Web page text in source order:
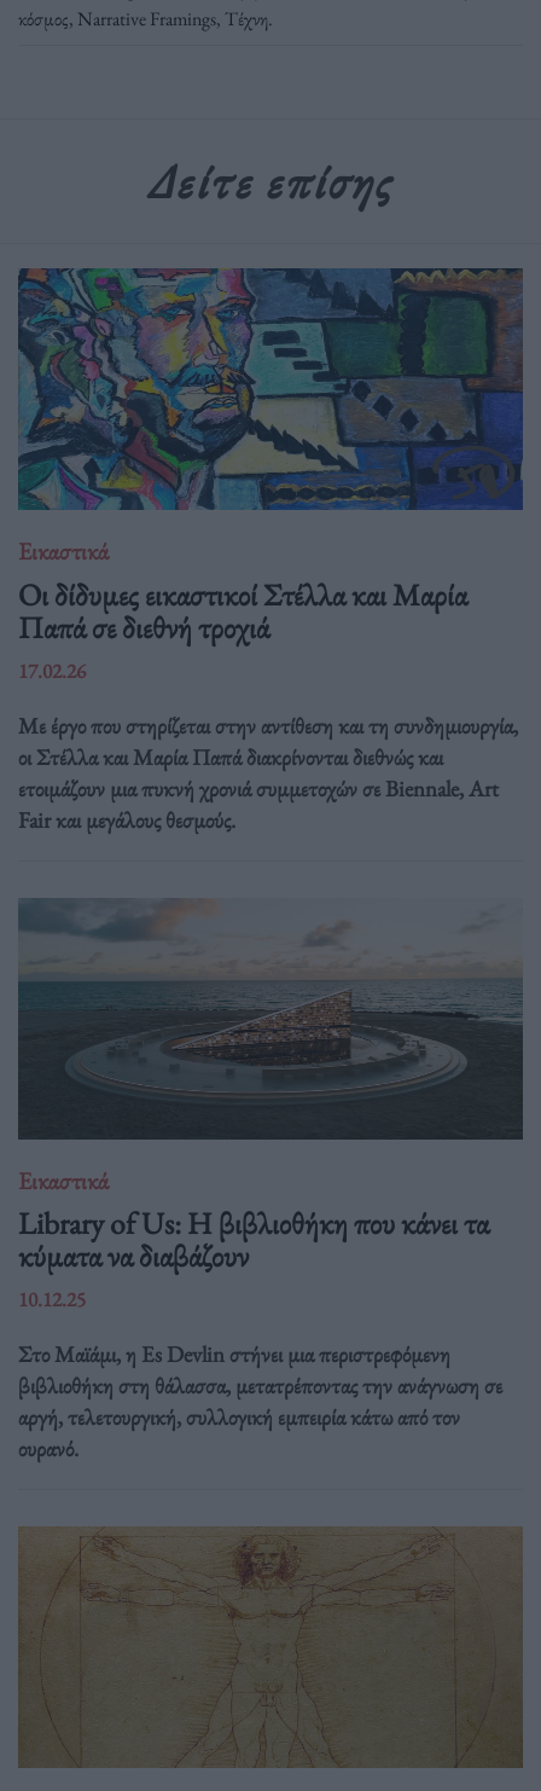
κόσμος, Νarrative Framings, Τέχνη.
Δείτε επίσης
Εικαστικά
Οι δίδυμες εικαστικοί Στέλλα και Μαρία
Παπά σε διεθνή τροχιά
17.02.26
Με έργο που στηρίζεται στην αντίθεση και τη συνδημιουργία,
οι Στέλλα και Μαρία Παπά διακρίνονται διεθνώς και
ετοιμάζουν μια πυκνή χρονιά συμμετοχών σε Biennale, Art
Fair και μεγάλους θεσμούς.
Εικαστικά
Library of Us: Η βιβλιοθήκη που κάνει τα
κύματα να διαβάζουν
10.12.25
Στο Μαϊάμι, η Es Devlin στήνει μια περιστρεφόμενη
βιβλιοθήκη στη θάλασσα, μετατρέποντας την ανάγνωση σε
αργή, τελετουργική, συλλογική εμπειρία κάτω από τον
ουρανό.